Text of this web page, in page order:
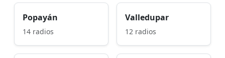
Popayán
14 radios
Valledupar
12 radios